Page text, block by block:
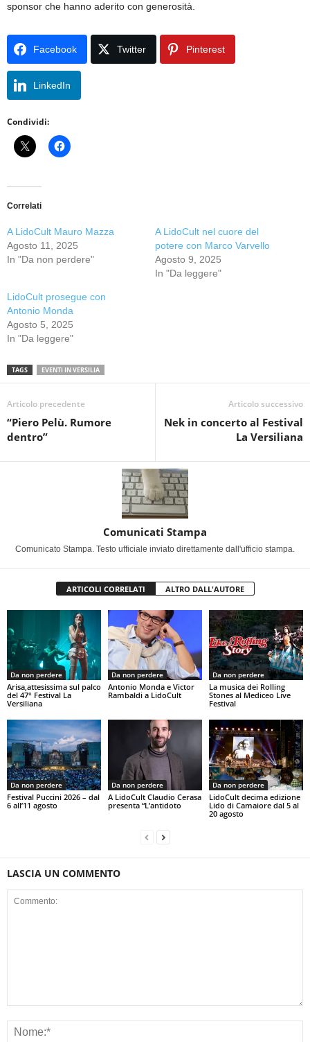
sponsor che hanno aderito con generosità.
Facebook Twitter Pinterest
LinkedIn
Condividi:
Correlati
A LidoCult Mauro Mazza
Agosto 11, 2025
In "Da non perdere"
A LidoCult nel cuore del
potere con Marco Varvello
Agosto 9, 2025
In "Da leggere"
LidoCult prosegue con
Antonio Monda
Agosto 5, 2025
In "Da leggere"
TAGS EVENTI IN VERSILIA
Articolo precedente
“Piero Pelù. Rumore
dentro”
Articolo successivo
Nek in concerto al Festival
La Versiliana
Comunicati Stampa
Comunicato Stampa. Testo ufficiale inviato direttamente dall'ufficio stampa.
ARTICOLI CORRELATI ALTRO DALL'AUTORE
Da non perdere
Arisa,attesissima sul palco
del 47° Festival La
Versiliana
Da non perdere
Antonio Monda e Victor
Rambaldi a LidoCult
Da non perdere
La musica dei Rolling
Stones al Mediceo Live
Festival
Da non perdere
Festival Puccini 2026 – dal
6 all’11 agosto
Da non perdere
A LidoCult Claudio Cerasa
presenta “L’antidoto
Da non perdere
LidoCult decima edizione
Lido di Camaiore dal 5 al
20 agosto
LASCIA UN COMMENTO